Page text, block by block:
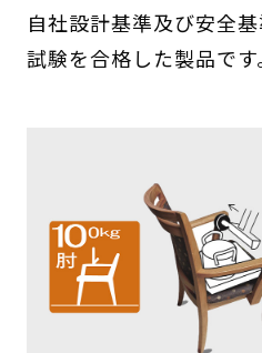
自社設計基準及び安全
試験を合格した製品です